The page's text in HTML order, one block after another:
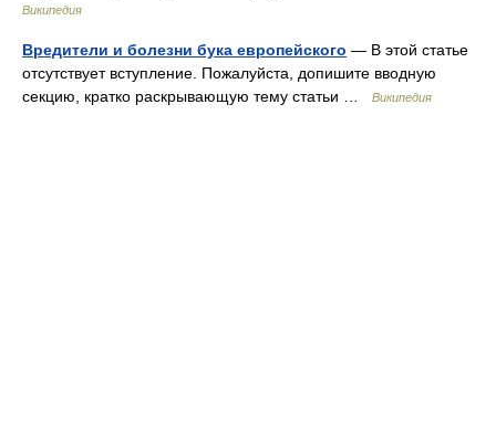
Википедия
Вредители и болезни бука европейского — В этой статье
отсутствует вступление. Пожалуйста, допишите вводную
секцию, кратко раскрывающую тему статьи …
Википедия